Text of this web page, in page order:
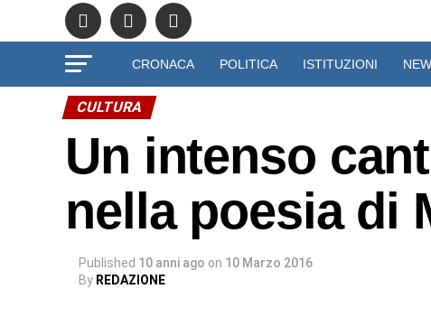
CRONACA POLITICA ISTITUZIONI
CULTURA
Un intenso
nella poesia di
Published 10 anni ago on 10 Marzo 2016
By REDAZIONE